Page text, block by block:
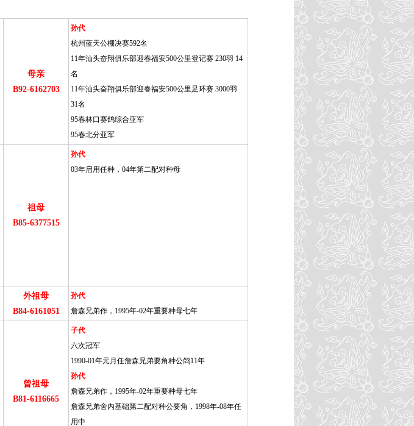
母亲
B92-6162703
孙代
杭州蓝天公棚决赛592名
11年汕头奋翔俱乐部迎春福安500公里登记赛 230羽 14
名
11年汕头奋翔俱乐部迎春福安500公里足环赛 3000羽
31名
95春林口赛鸽综合亚军
95春北分亚军
祖母
B85-6377515
孙代
03年启用任种，04年第二配对种母
外祖母
B84-6161051
孙代
詹森兄弟作，1995年-02年重要种母七年
曾祖母
B81-6116665
子代
六次冠军
1990-01年元月任詹森兄弟要角种公鸽11年
孙代
詹森兄弟作，1995年-02年重要种母七年
詹森兄弟舍内基础第二配对种公要角，1998年-08年任
用中